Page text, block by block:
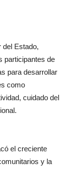
del Estado,
participantes de
para desarrollar
como
cuidado del
el creciente
y la